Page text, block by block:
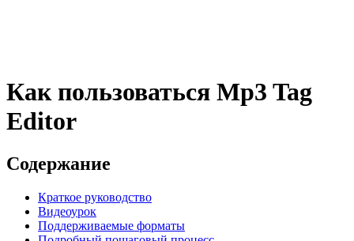
Как пользоваться Mp3 Tag
Editor
Содержание
Краткое руководство
Видеоурок
Поддерживаемые форматы